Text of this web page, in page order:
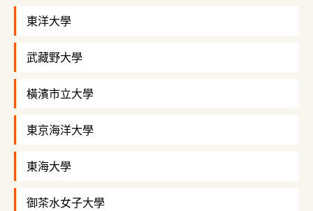
東洋大學
武藏野大學
橫濱市立大學
東京海洋大學
東海大學
御茶水女子大學